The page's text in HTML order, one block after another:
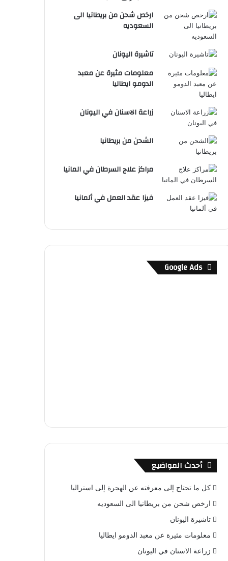
ارخص شحن من بريطانيا الى
السعوديه
تاشيرة اليونان
معلومات مثيرة عن معبد
الدومو ايطاليا
زراعة الاسنان في اليونان
الشحن من بريطانيا
مراكز علاج السرطان في المانيا
فيزا عقد العمل في ألمانيا
Google Ads
أحدث المواضيع
كل ما تحتاج إلى معرفته عن الهجرة إلى استراليا
ارخص شحن من بريطانيا الى السعوديه
تاشيرة اليونان
معلومات مثيرة عن معبد الدومو ايطاليا
زراعة الاسنان في اليونان